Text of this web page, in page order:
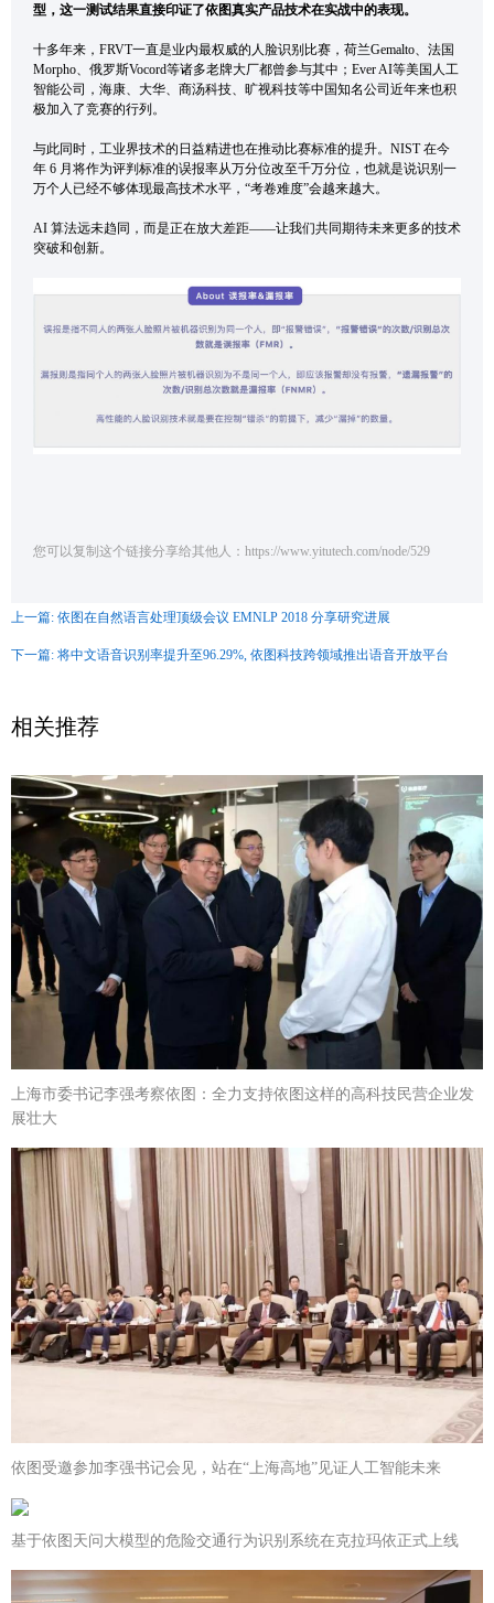
型，这一测试结果直接印证了依图真实产品技术在实战中的表现。
十多年来，FRVT一直是业内最权威的人脸识别比赛，荷兰Gemalto、法国
Morpho、俄罗斯Vocord等诸多老牌大厂都曾参与其中；Ever AI等美国人工
智能公司，海康、大华、商汤科技、旷视科技等中国知名公司近年来也积
极加入了竞赛的行列。
与此同时，工业界技术的日益精进也在推动比赛标准的提升。NIST 在今
年 6 月将作为评判标准的误报率从万分位改至千万分位，也就是说识别一
万个人已经不够体现最高技术水平，“考卷难度”会越来越大。
AI 算法远未趋同，而是正在放大差距——让我们共同期待未来更多的技术
突破和创新。
您可以复制这个链接分享给其他人：https://www.yitutech.com/node/529
上一篇: 依图在自然语言处理顶级会议 EMNLP 2018 分享研究进展
下一篇: 将中文语音识别率提升至96.29%, 依图科技跨领域推出语音开放平台
相关推荐
上海市委书记李强考察依图：全力支持依图这样的高科技民营企业发
展壮大
依图受邀参加李强书记会见，站在“上海高地”见证人工智能未来
基于依图天问大模型的危险交通行为识别系统在克拉玛依正式上线